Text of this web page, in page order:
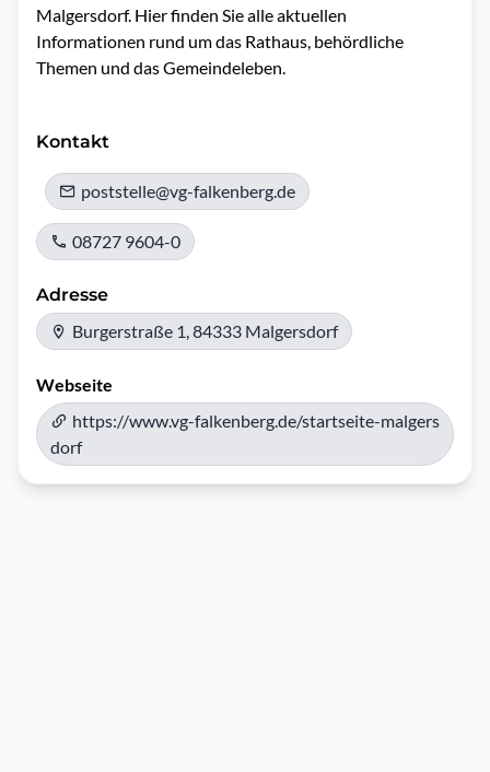
Malgersdorf. Hier finden Sie alle aktuellen
Informationen rund um das Rathaus, behördliche
Themen und das Gemeindeleben.
Kontakt
poststelle@vg-falkenberg.de
08727 9604-0
Adresse
Burgerstraße 1, 84333 Malgersdorf
Webseite
https://www.vg-falkenberg.de/startseite-malgers
dorf